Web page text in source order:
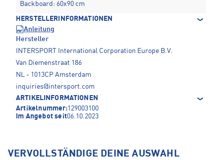
Backboard: 60x90 cm
HERSTELLERINFORMATIONEN
Anleitung
Hersteller
INTERSPORT International Corporation Europe B.V.
Van Diemenstraat 186
NL - 1013CP Amsterdam
inquiries@intersport.com
ARTIKELINFORMATIONEN
Artikelnummer:129003100
Im Angebot seit06.10.2023
VERVOLLSTÄNDIGE DEINE AUSWAHL